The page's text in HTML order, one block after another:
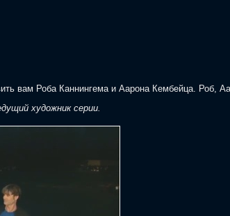
вам Роба Каннингема и Аарона Кембейца. Роб,
художник серии.